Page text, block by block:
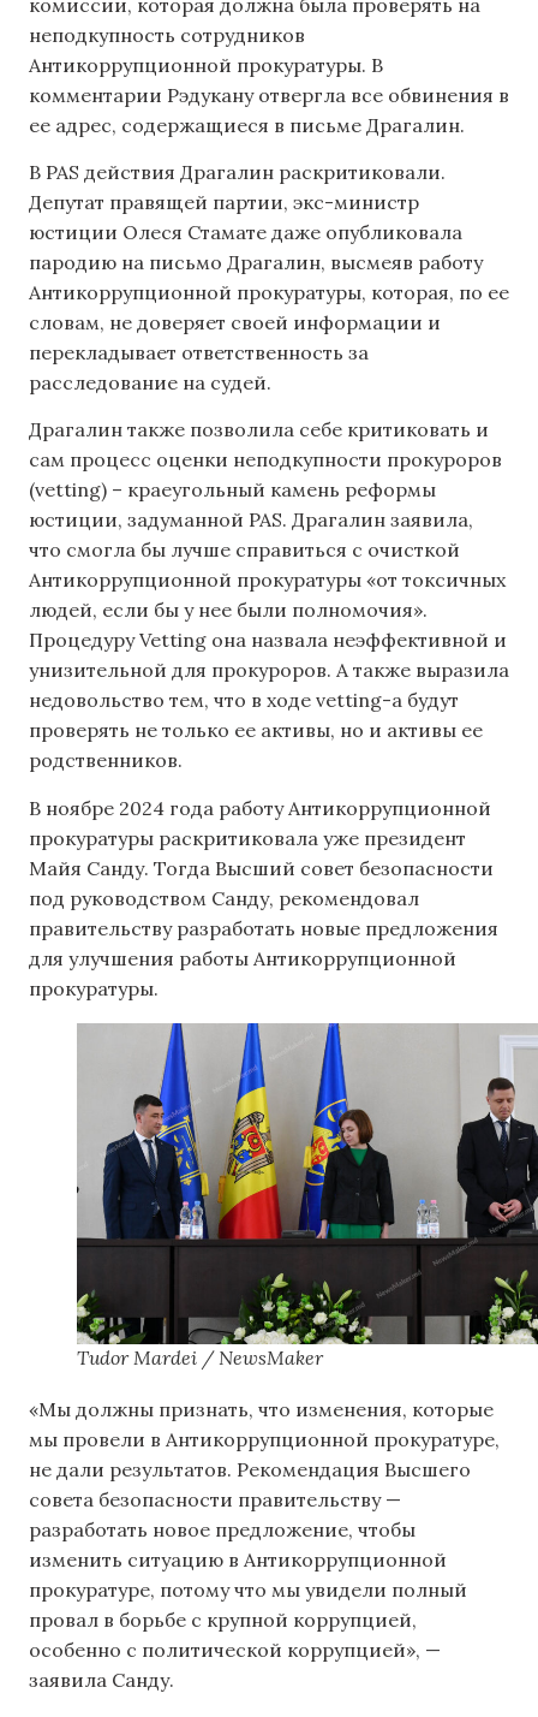
неподкупность сотрудников
Антикоррупционной прокуратуры. В
комментарии Рэдукану отвергла все обвинения в
ее адрес, содержащиеся в письме Драгалин.
В PAS действия Драгалин раскритиковали.
Депутат правящей партии, экс-министр
юстиции Олеся Стамате даже опубликовала
пародию на письмо Драгалин, высмеяв работу
Антикоррупционной прокуратуры, которая, по ее
словам, не доверяет своей информации и
перекладывает ответственность за
расследование на судей.
Драгалин также позволила себе критиковать и
сам процесс оценки неподкупности прокуроров
(vetting) – краеугольный камень реформы
юстиции, задуманной PAS. Драгалин заявила,
что смогла бы лучше справиться с очисткой
Антикоррупционной прокуратуры «от токсичных
людей, если бы у нее были полномочия».
Процедуру Vetting она назвала неэффективной и
унизительной для прокуроров. А также выразила
недовольство тем, что в ходе vetting-а будут
проверять не только ее активы, но и активы ее
родственников.
В ноябре 2024 года работу Антикоррупционной
прокуратуры раскритиковала уже президент
Майя Санду. Тогда Высший совет безопасности
под руководством Санду, рекомендовал
правительству разработать новые предложения
для улучшения работы Антикоррупционной
прокуратуры.
Tudor Mardei / NewsMaker
«Мы должны признать, что изменения, которые
мы провели в Антикоррупционной прокуратуре,
не дали результатов. Рекомендация Высшего
совета безопасности правительству —
разработать новое предложение, чтобы
изменить ситуацию в Антикоррупционной
прокуратуре, потому что мы увидели полный
провал в борьбе с крупной коррупцией,
особенно с политической коррупцией», —
заявила Санду.